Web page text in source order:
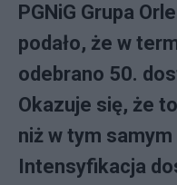
PGNiG Grupa
podało, że w
odebrano 50.
Okazuje się, że
niż w tym
Intensyfikacja